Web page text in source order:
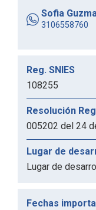
Sofia
3106558760
Reg. SNIES
108255
Resolución
005202 del 24
Lugar de
Lugar de
Fechas